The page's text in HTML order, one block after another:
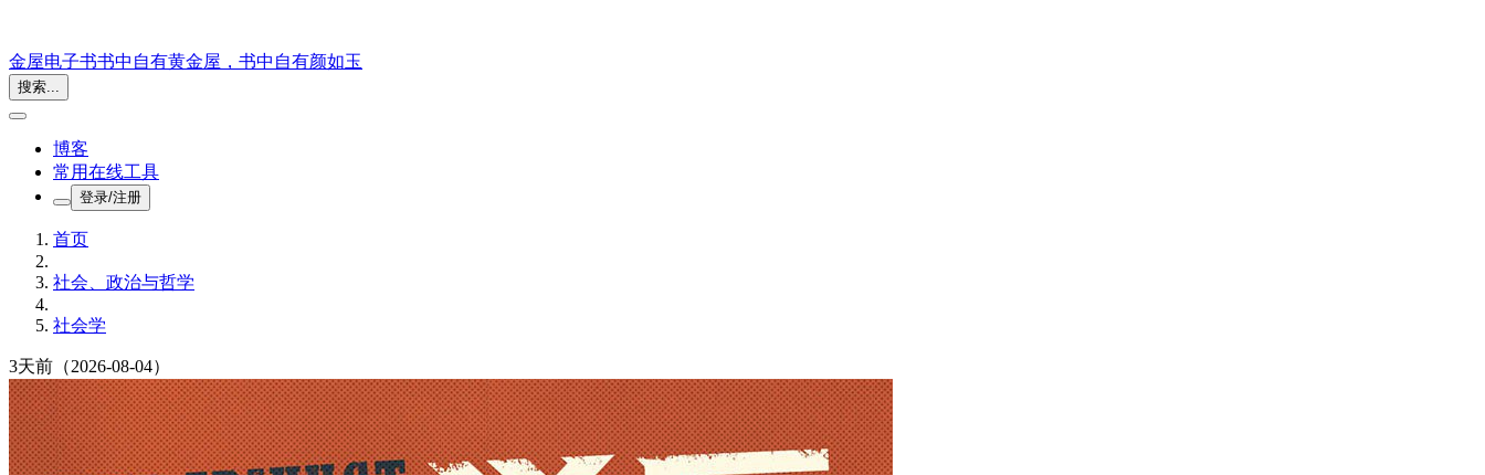
金屋电子书书中自有黄金屋，书中自有颜如玉
搜索...
博客
常用在线工具
登录/注册
首页
社会、政治与哲学
社会学
3天前 （2026-08-04）